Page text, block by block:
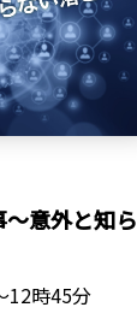
意外と知ら
12時45分